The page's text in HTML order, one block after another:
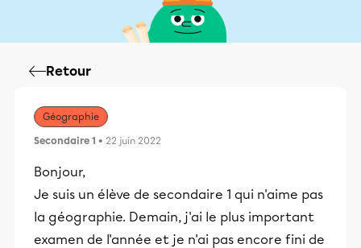
Retour
Géographie
Secondaire 1 • 22 juin 2022
Bonjour,
Je suis un élève de secondaire 1 qui n'aime pas
la géographie. Demain, j'ai le plus important
examen de l'année et je n'ai pas encore fini de